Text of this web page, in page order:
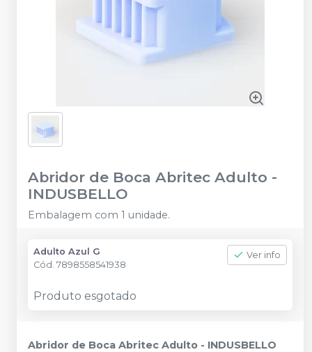
Abridor de Boca Abritec Adulto -
INDUSBELLO
Embalagem com 1 unidade.
Adulto Azul G
Cód. 7898558541938
Ver info
Produto esgotado
Abridor de Boca Abritec Adulto - INDUSBELLO